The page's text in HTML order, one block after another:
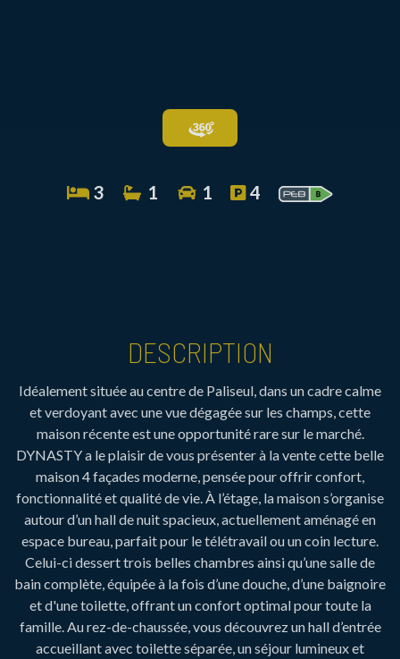
3 1 1 4
DESCRIPTION
Idéalement située au centre de Paliseul, dans un cadre calme
et verdoyant avec une vue dégagée sur les champs, cette
maison récente est une opportunité rare sur le marché.
DYNASTY a le plaisir de vous présenter à la vente cette belle
maison 4 façades moderne, pensée pour offrir confort,
fonctionnalité et qualité de vie. À l’étage, la maison s’organise
autour d’un hall de nuit spacieux, actuellement aménagé en
espace bureau, parfait pour le télétravail ou un coin lecture.
Celui-ci dessert trois belles chambres ainsi qu’une salle de
bain complète, équipée à la fois d’une douche, d’une baignoire
et d'une toilette, offrant un confort optimal pour toute la
famille. Au rez-de-chaussée, vous découvrez un hall d’entrée
accueillant avec toilette séparée, un séjour lumineux et